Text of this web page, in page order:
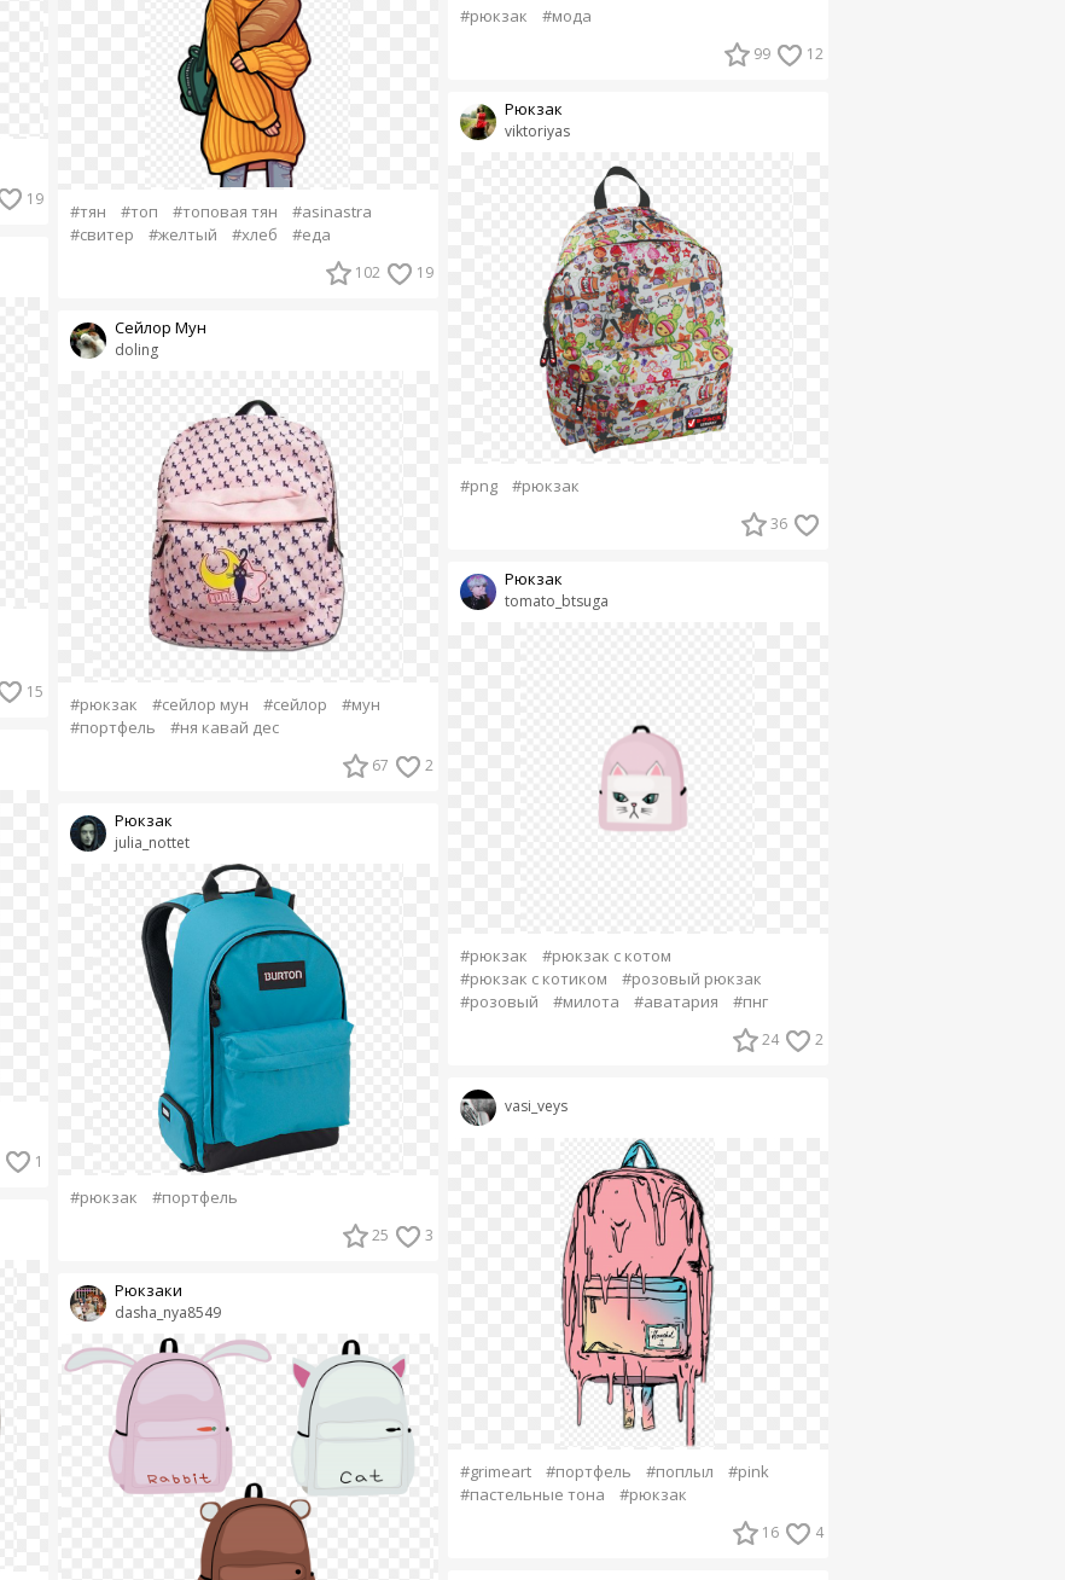
19
15
1
#тян #топ #топовая тян
#asinastra
#свитер
#желтый #хлеб #еда
102 19
doling
Сейлор Мун
#рюкзак #сейлор мун #сейлор
#мун
#портфель
#ня кавай дес
67 2
julia_nottet
Рюкзак
#рюкзак #портфель
25 3
dasha_nya8549
Рюкзаки
#рюкзак #мода
99 12
viktoriyas
Рюкзак
#png #рюкзак
36
tomato_btsuga
Рюкзак
#рюкзак
#рюкзак с котом
#рюкзак с котиком
#розовый рюкзак
#розовый
#милота #аватария #пнг
24 2
vasi_veys
#grimeart #портфель #поплыл
#pink
#пастельные тона
#рюкзак
16 4